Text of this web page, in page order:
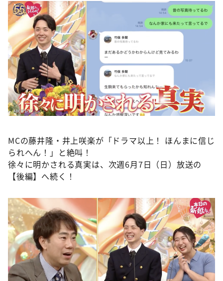
MCの藤井隆・井上咲楽が「ドラマ以上！ ほんまに信じ
られへん！」と絶叫！
徐々に明かされる真実は、次週6月7日（日）放送の
【後編】へ続く！